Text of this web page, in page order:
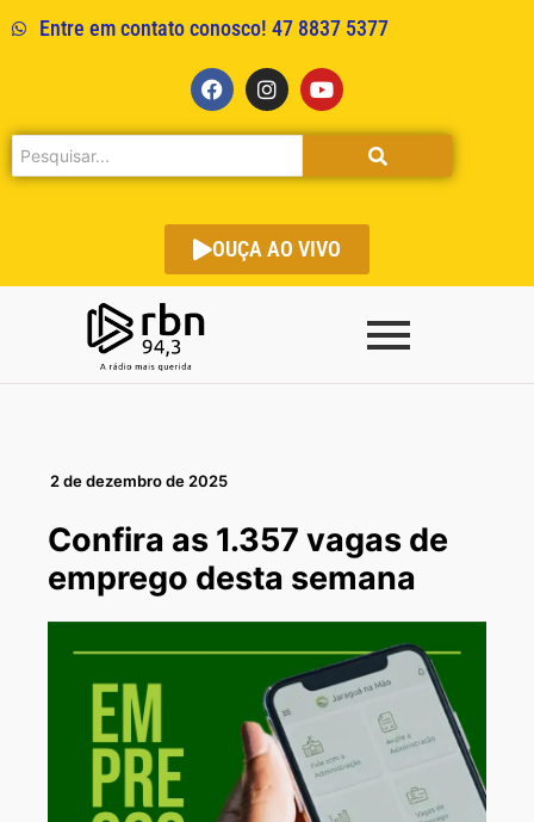
Entre em contato conosco! 47 8837 5377
OUÇA AO VIVO
2 de dezembro de 2025
Confira as 1.357 vagas de
emprego desta semana